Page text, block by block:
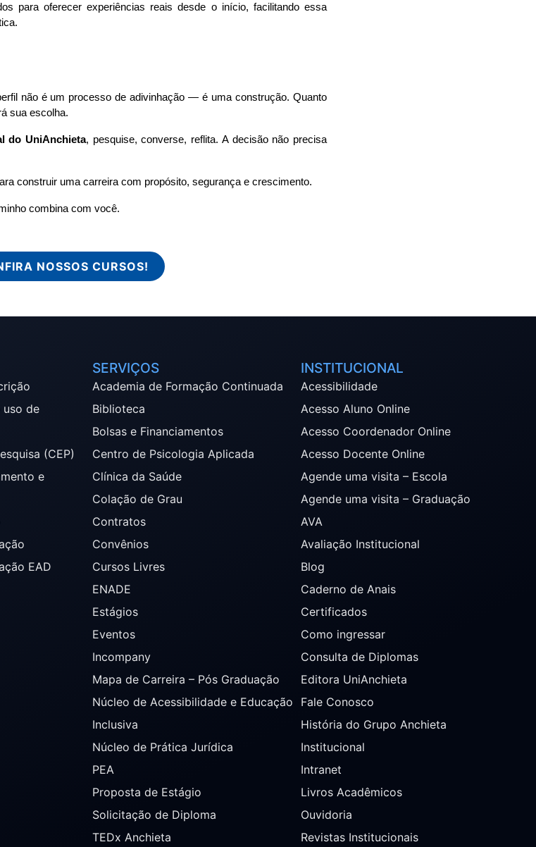
para oferecer experiências reais desde o início, facilitando essa
não é um processo de adivinhação — é uma construção. Quanto
sua escolha.
do UniAnchieta, pesquise, converse, reflita. A decisão não precisa
construir uma carreira com propósito, segurança e crescimento.
combina com você.
NOSSOS CURSOS!
uso de
(CEP)
e
EAD
SERVIÇOS
Academia de Formação Continuada
Biblioteca
Bolsas e Financiamentos
Centro de Psicologia Aplicada
Clínica da Saúde
Colação de Grau
Contratos
Convênios
Cursos Livres
ENADE
Estágios
Eventos
Incompany
Mapa de Carreira – Pós Graduação
Núcleo de Acessibilidade e Educação
Inclusiva
Núcleo de Prática Jurídica
PEA
Proposta de Estágio
Solicitação de Diploma
TEDx Anchieta
INSTITUCIONAL
Acessibilidade
Acesso Aluno Online
Acesso Coordenador Online
Acesso Docente Online
Agende uma visita – Escola
Agende uma visita – Graduação
AVA
Avaliação Institucional
Blog
Caderno de Anais
Certificados
Como ingressar
Consulta de Diplomas
Editora UniAnchieta
Fale Conosco
História do Grupo Anchieta
Institucional
Intranet
Livros Acadêmicos
Ouvidoria
Revistas Institucionais